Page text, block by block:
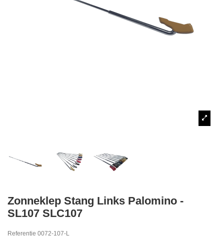
Zonneklep Stang Links Palomino -
SL107 SLC107
Referentie 0072-107-L